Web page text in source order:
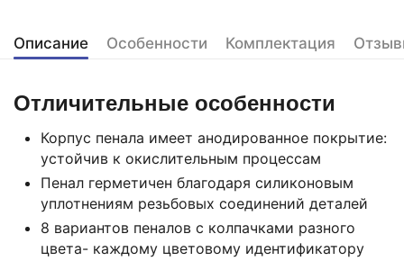
Описание Особенности Комплектация
Отличительные особенности
Корпус пенала имеет анодированное покрытие:
устойчив к окислительным процессам
Пенал герметичен благодаря силиконовым
уплотнениям резьбовых соединений деталей
8 вариантов пеналов с колпачками разного
цвета- каждому цветовому идентификатору